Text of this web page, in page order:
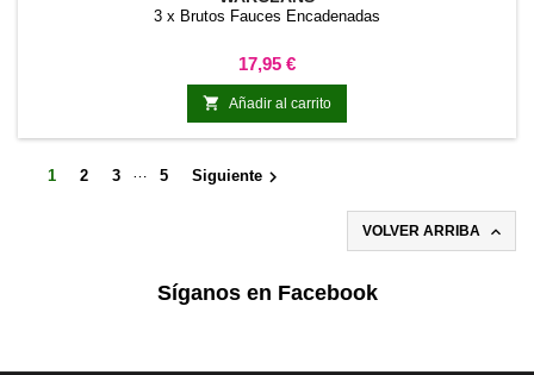
3 x Brutos Fauces Encadenadas
Precio
17,95 €
 Añadir al carrito
1 2 3 … 5 Siguiente 
VOLVER ARRIBA 
Síganos en Facebook